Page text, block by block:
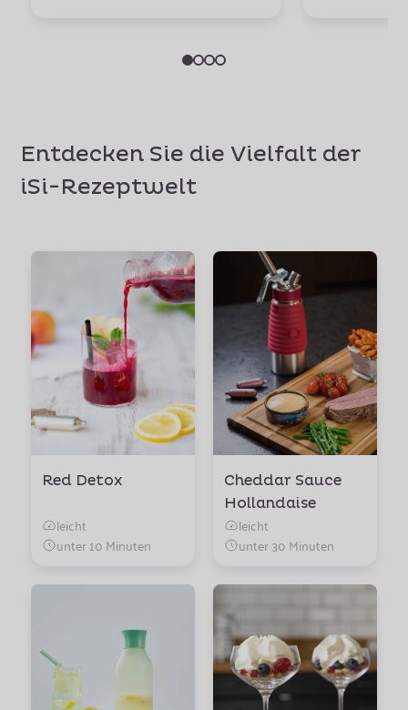
Entdecken Sie die Vielfalt der
iSi-Rezeptwelt
Red Detox
leicht
unter 10 Minuten
Cheddar Sauce
Hollandaise
leicht
unter 30 Minuten